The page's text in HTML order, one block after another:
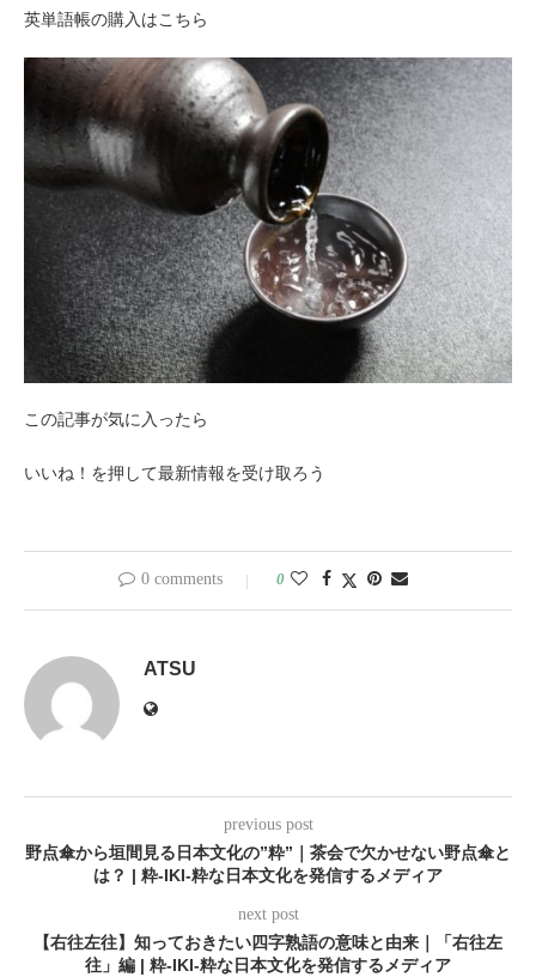
英単語帳の購入はこちら
この記事が気に入ったら
いいね！を押して最新情報を受け取ろう
0 comments 0
ATSU
previous post
野点傘から垣間見る日本文化の”粋”｜茶会で欠かせない野点傘と
は？ | 粋-IKI-粋な日本文化を発信するメディア
next post
【右往左往】知っておきたい四字熟語の意味と由来｜「右往左
往」編 | 粋-IKI-粋な日本文化を発信するメディア